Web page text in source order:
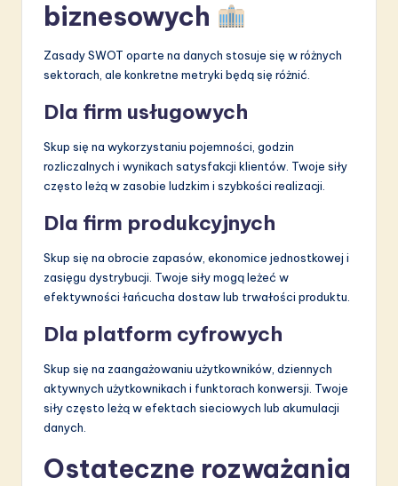
biznesowych
Zasady SWOT oparte na danych stosuje się w różnych
sektorach, ale konkretne metryki będą się różnić.
Dla firm usługowych
Skup się na wykorzystaniu pojemności, godzin
rozliczalnych i wynikach satysfakcji klientów. Twoje siły
często leżą w zasobie ludzkim i szybkości realizacji.
Dla firm produkcyjnych
Skup się na obrocie zapasów, ekonomice jednostkowej i
zasięgu dystrybucji. Twoje siły mogą leżeć w
efektywności łańcucha dostaw lub trwałości produktu.
Dla platform cyfrowych
Skup się na zaangażowaniu użytkowników, dziennych
aktywnych użytkownikach i funktorach konwersji. Twoje
siły często leżą w efektach sieciowych lub akumulacji
danych.
Ostateczne rozważania